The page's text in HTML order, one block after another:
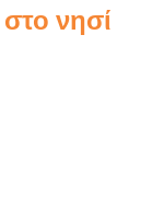
νησί